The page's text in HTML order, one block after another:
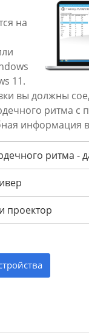
на
11.
вы должны
ритма с
информация в
ритма -
проектор